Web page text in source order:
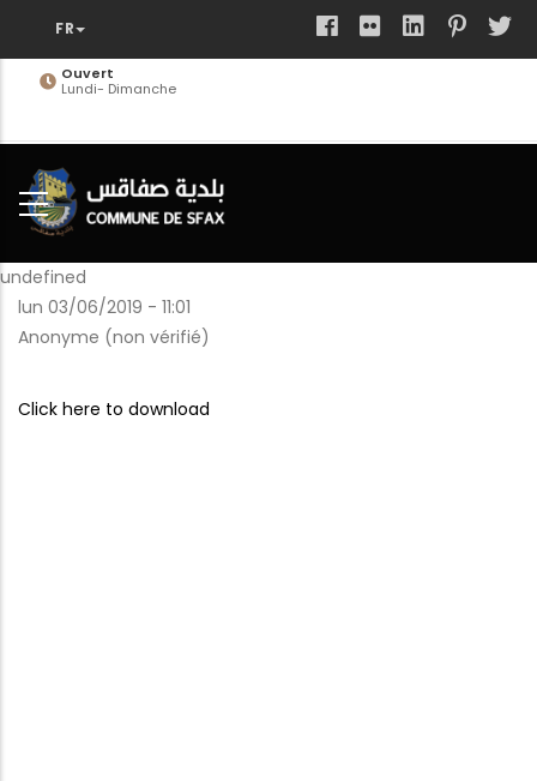
contenuOuvert
Lundi- Dimanche
undefined
lun 03/06/2019 - 11:01
Anonyme (non vérifié)
Click here to download